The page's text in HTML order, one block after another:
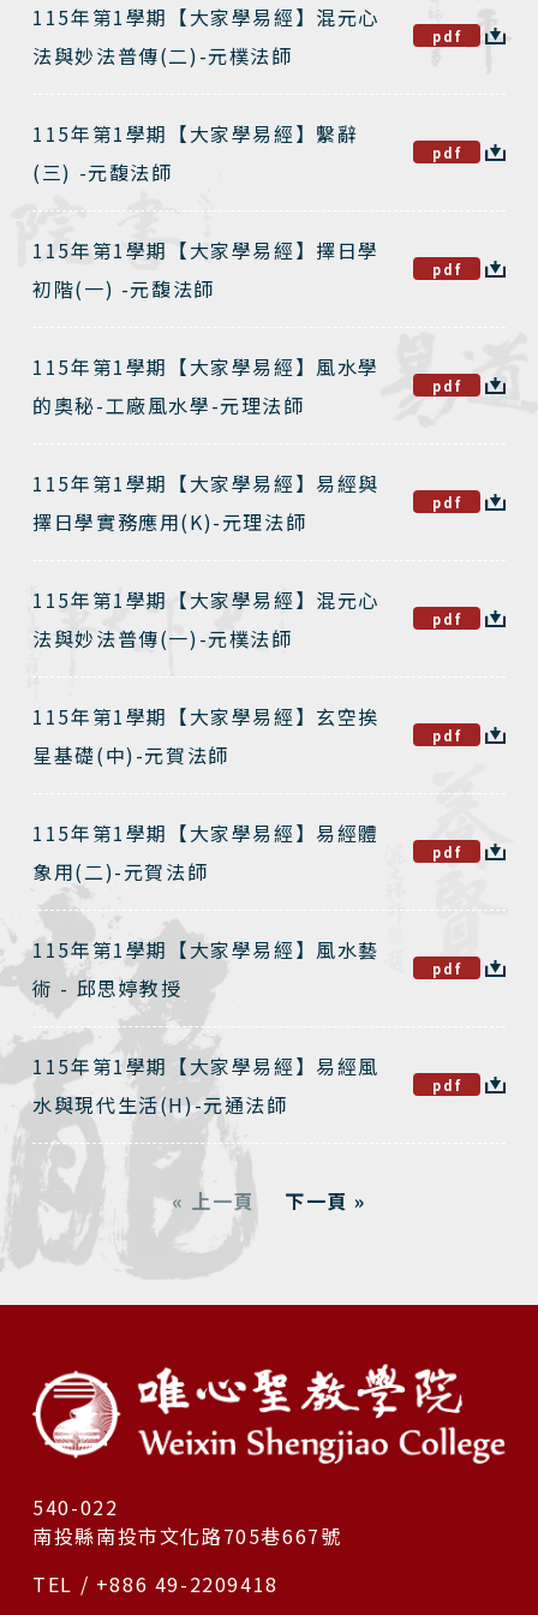
115年第1學期【大家學易經】混元心
法與妙法普傳(二)-元樸法師
pdf
115年第1學期【大家學易經】繫辭
(三) -元馥法師
pdf
115年第1學期【大家學易經】擇日學
初階(一) -元馥法師
pdf
115年第1學期【大家學易經】風水學
的奧秘-工廠風水學-元理法師
pdf
115年第1學期【大家學易經】易經與
擇日學實務應用(K)-元理法師
pdf
115年第1學期【大家學易經】混元心
法與妙法普傳(一)-元樸法師
pdf
115年第1學期【大家學易經】玄空挨
星基礎(中)-元賀法師
pdf
115年第1學期【大家學易經】易經體
象用(二)-元賀法師
pdf
115年第1學期【大家學易經】風水藝
術 - 邱思婷教授
pdf
115年第1學期【大家學易經】易經風
水與現代生活(H)-元通法師
pdf
« 上一頁 下一頁 »
540-022
南投縣南投市文化路705巷667號
TEL / +886 49-2209418